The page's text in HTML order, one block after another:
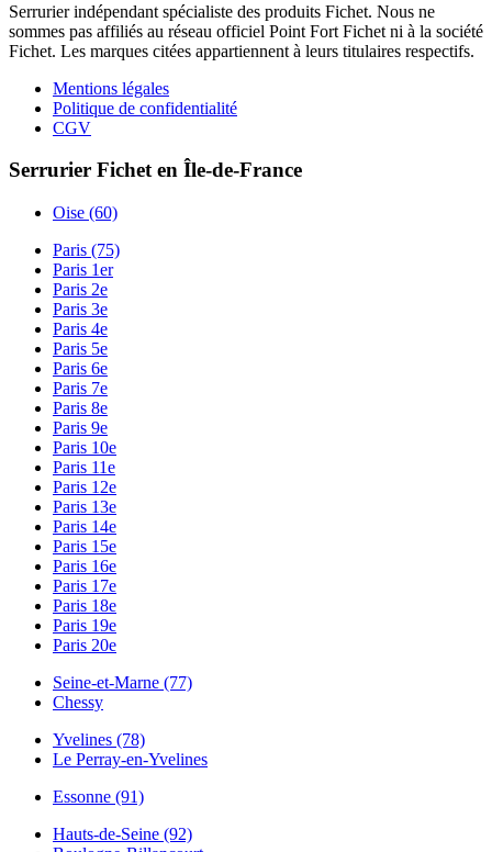
Serrurier indépendant spécialiste des produits Fichet. Nous ne
sommes pas affiliés au réseau officiel Point Fort Fichet ni à la société
Fichet. Les marques citées appartiennent à leurs titulaires respectifs.
Mentions légales
Politique de confidentialité
CGV
Serrurier Fichet en Île-de-France
Oise (60)
Paris (75)
Paris 1er
Paris 2e
Paris 3e
Paris 4e
Paris 5e
Paris 6e
Paris 7e
Paris 8e
Paris 9e
Paris 10e
Paris 11e
Paris 12e
Paris 13e
Paris 14e
Paris 15e
Paris 16e
Paris 17e
Paris 18e
Paris 19e
Paris 20e
Seine-et-Marne (77)
Chessy
Yvelines (78)
Le Perray-en-Yvelines
Essonne (91)
Hauts-de-Seine (92)